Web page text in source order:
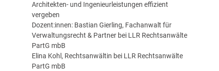
Architekten- und Ingenieurleistungen effizient
vergeben
Dozent:innen: Bastian Gierling, Fachanwalt für
Verwaltungsrecht & Partner bei LLR Rechtsanwälte
PartG mbB
Elina Kohl, Rechtsanwältin bei LLR Rechtsanwälte
PartG mbB